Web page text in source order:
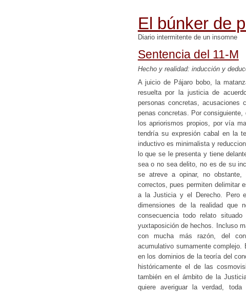
El búnker de
Diario intermitente de un insomne
Sentencia del 11-M
Hecho y realidad: inducción y
A juicio de Pájaro bobo, la
resuelta por la justicia de
personas concretas, acusaciones
penas concretas. Por
los apriorismos propios, por vía
tendría su expresión cabal en la
inductivo es minimalista y
lo que se le presenta y tiene
sea o no sea delito, no es de su
se atreve a opinar, no
correctos, pues permiten delimitar
a la Justicia y el Derecho. Pero
dimensiones de la realidad que
consecuencia todo relato
yuxtaposición de hechos. Incluso
con mucha más razón, del
acumulativo sumamente
en los dominios de la teoría del
históricamente el de las
también en el ámbito de la
quiere averiguar la verdad,